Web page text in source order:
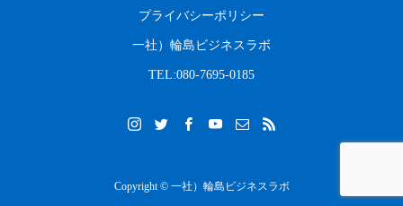
プライバシーポリシー
一社）輪島ビジネスラボ
TEL:080-7695-0185
Copyright © 一社）輪島ビジネスラボ